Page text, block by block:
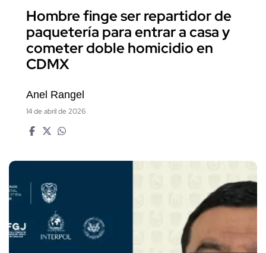
Hombre finge ser repartidor de
paquetería para entrar a casa y
cometer doble homicidio en
CDMX
Anel Rangel
14 de abril de 2026